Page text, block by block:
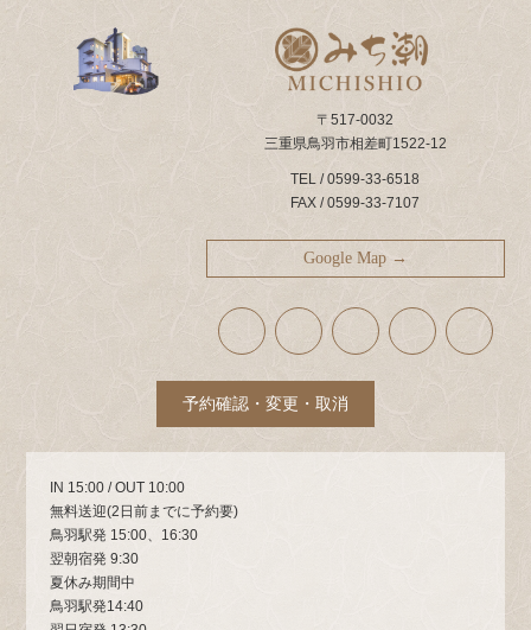
〒517-0032
三重県鳥羽市相差町1522-12
TEL / 0599-33-6518
FAX / 0599-33-7107
Google Map →
ア
イ
コ
ン
ン
ク
ア
イ
コ
ン
ン
ク
ア
イ
コ
ン
ン
ク
ア
イ
コ
ン
ア
イ
コ
ン
予約確認・変更・取消
IN 15:00 / OUT 10:00
無料送迎(2日前までに予約要)
鳥羽駅発 15:00、16:30
翌朝宿発 9:30
夏休み期間中
鳥羽駅発14:40